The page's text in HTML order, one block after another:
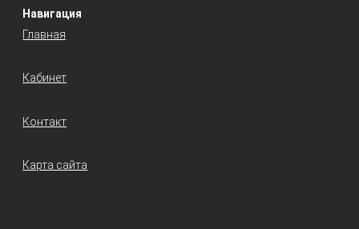
Навигация
Главная
Кабинет
Контакт
Карта сайта